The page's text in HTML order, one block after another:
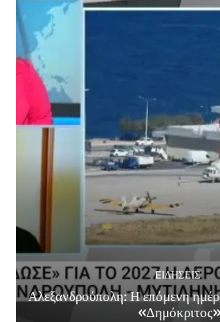
EΙΔΗΣΕΙΣ
Αλεξανδρούπολη: Η επόμενη
«Δημόκριτος»